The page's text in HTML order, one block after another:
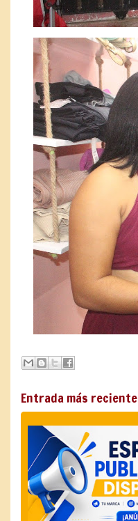
Entrada más reciente